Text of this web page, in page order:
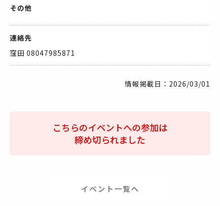
その他
連絡先
窪田 08047985871
情報掲載日：2026/03/01
こちらのイベントへの参加は
締め切られました
イベント一覧へ